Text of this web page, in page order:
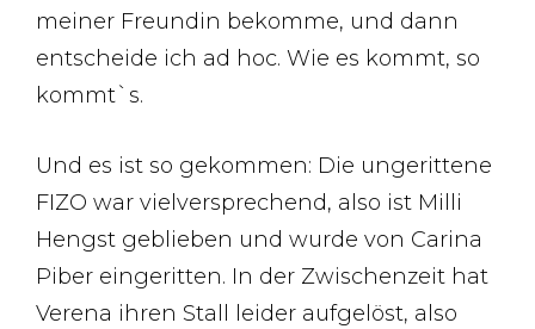
meiner Freundin bekomme, und dann
entscheide ich ad hoc. Wie es kommt, so
kommt`s.
Und es ist so gekommen: Die ungerittene
FIZO war vielversprechend, also ist Milli
Hengst geblieben und wurde von Carina
Piber eingeritten. In der Zwischenzeit hat
Verena ihren Stall leider aufgelöst, also